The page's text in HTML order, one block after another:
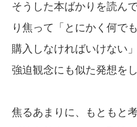
そうした本ばかりを読ん
り焦って「とにかく何で
購入しなければいけない
強迫観念にも似た発想を
焦るあまりに、もともと